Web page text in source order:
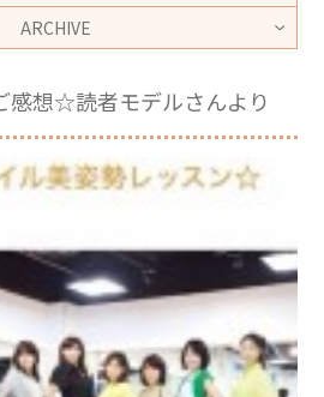
ARCHIVE
想☆読者モデルさんより